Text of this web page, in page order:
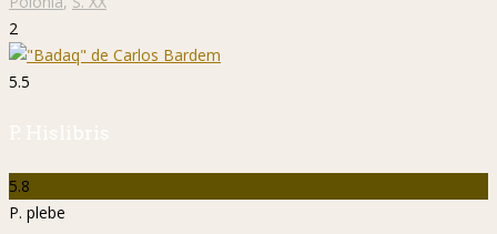
2
5.5
P. Hislibris
5.8
P. plebe